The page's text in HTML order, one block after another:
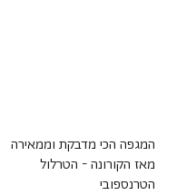
המגפה הכי מדבקת וממאירה
מאז הקורונה - הטרלול
הטרנספובי